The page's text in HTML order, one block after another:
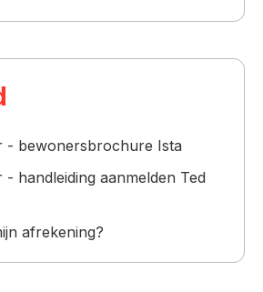
- bewonersbrochure Ista
- handleiding aanmelden Ted
afrekening?